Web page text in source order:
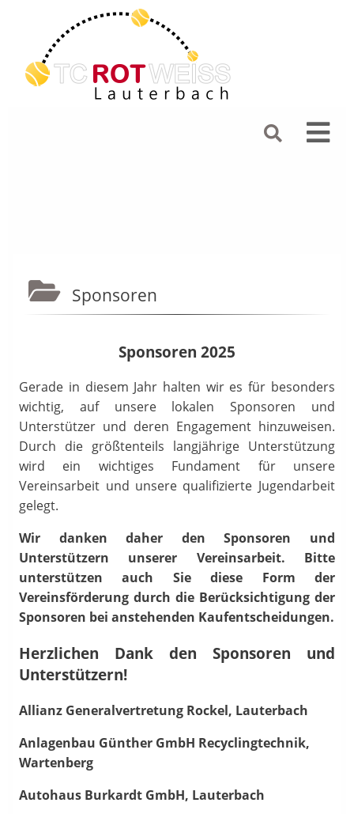
Sponsoren
Sponsoren 2025
Gerade in diesem Jahr halten wir es für besonders
wichtig, auf unsere lokalen Sponsoren und
Unterstützer und deren Engagement hinzuweisen.
Durch die größtenteils langjährige Unterstützung
wird ein wichtiges Fundament für unsere
Vereinsarbeit und unsere qualifizierte Jugendarbeit
gelegt.
Wir danken daher den Sponsoren und
Unterstützern unserer Vereinsarbeit. Bitte
unterstützen auch Sie diese Form der
Vereinsförderung durch die Berücksichtigung der
Sponsoren bei anstehenden Kaufentscheidungen.
Herzlichen Dank den Sponsoren und
Unterstützern!
Allianz Generalvertretung Rockel, Lauterbach
Anlagenbau Günther GmbH Recyclingtechnik,
Wartenberg
Autohaus Burkardt GmbH, Lauterbach